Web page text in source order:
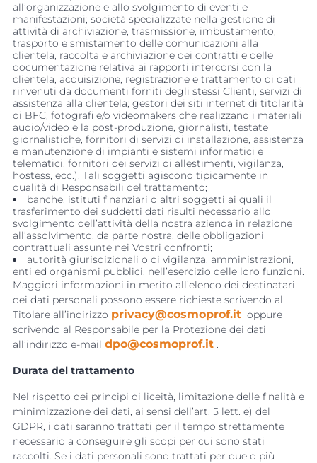
all’organizzazione e allo svolgimento di eventi e
manifestazioni; società specializzate nella gestione di
attività di archiviazione, trasmissione, imbustamento,
trasporto e smistamento delle comunicazioni alla
clientela, raccolta e archiviazione dei contratti e delle
documentazione relativa ai rapporti intercorsi con la
clientela, acquisizione, registrazione e trattamento di dati
rinvenuti da documenti forniti degli stessi Clienti, servizi di
assistenza alla clientela; gestori dei siti internet di titolarità
di BFC, fotografi e/o videomakers che realizzano i materiali
audio/video e la post-produzione, giornalisti, testate
giornalistiche, fornitori di servizi di installazione, assistenza
e manutenzione di impianti e sistemi informatici e
telematici, fornitori dei servizi di allestimenti, vigilanza,
hostess, ecc.). Tali soggetti agiscono tipicamente in
qualità di Responsabili del trattamento;
banche, istituti finanziari o altri soggetti ai quali il
trasferimento dei suddetti dati risulti necessario allo
svolgimento dell’attività della nostra azienda in relazione
all’assolvimento, da parte nostra, delle obbligazioni
contrattuali assunte nei Vostri confronti;
autorità giurisdizionali o di vigilanza, amministrazioni,
enti ed organismi pubblici, nell’esercizio delle loro funzioni.
Maggiori informazioni in merito all’elenco dei destinatari
dei dati personali possono essere richieste scrivendo al
Titolare all’indirizzo privacy@cosmoprof.it oppure
scrivendo al Responsabile per la Protezione dei dati
all’indirizzo e-mail dpo@cosmoprof.it .
Durata del trattamento
Nel rispetto dei principi di liceità, limitazione delle finalità e
minimizzazione dei dati, ai sensi dell’art. 5 lett. e) del
GDPR, i dati saranno trattati per il tempo strettamente
necessario a conseguire gli scopi per cui sono stati
raccolti. Se i dati personali sono trattati per due o più